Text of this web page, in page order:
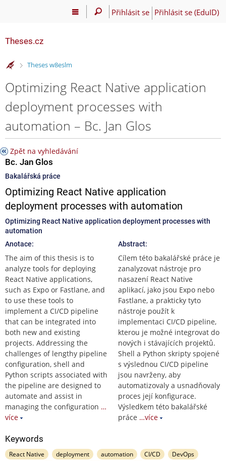
Přihlásit se Přihlásit se (EduID)
Theses.cz
>
Theses w8eslm
Optimizing React Native application
deployment processes with
automation – Bc. Jan Glos
Zpět na vyhledávání
Bc. Jan Glos
Bakalářská práce
Optimizing React Native application
deployment processes with automation
Optimizing React Native application deployment processes with
automation
Anotace:
The aim of this thesis is to
analyze tools for deploying
React Native applications,
such as Expo or Fastlane, and
to use these tools to
implement a CI/CD pipeline
that can be integrated into
both new and existing
projects. Addressing the
challenges of lengthy pipeline
configuration, shell and
Python scripts associated with
the pipeline are designed to
automate and assist in
managing the configuration …
více
Abstract:
Cílem této bakalářské práce je
zanalyzovat nástroje pro
nasazení React Native
aplikací, jako jsou Expo nebo
Fastlane, a prakticky tyto
nástroje použít k
implementaci CI/CD pipeline,
kterou je možné integrovat do
nových i stávajících projektů.
Shell a Python skripty spojené
s výslednou CI/CD pipeline
jsou navrženy, aby
automatizovaly a usnadňovaly
proces její konfigurace.
Výsledkem této bakalářské
práce …více
Keywords
React Native deployment automation CI/CD
DevOps